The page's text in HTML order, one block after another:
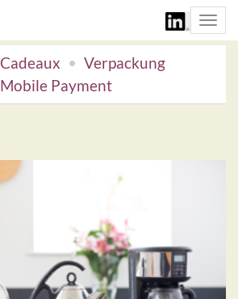
Cadeaux
Verpackung
Mobile Payment